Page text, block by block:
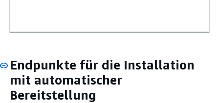
Endpunkte für die Installation
mit automatischer
Bereitstellung